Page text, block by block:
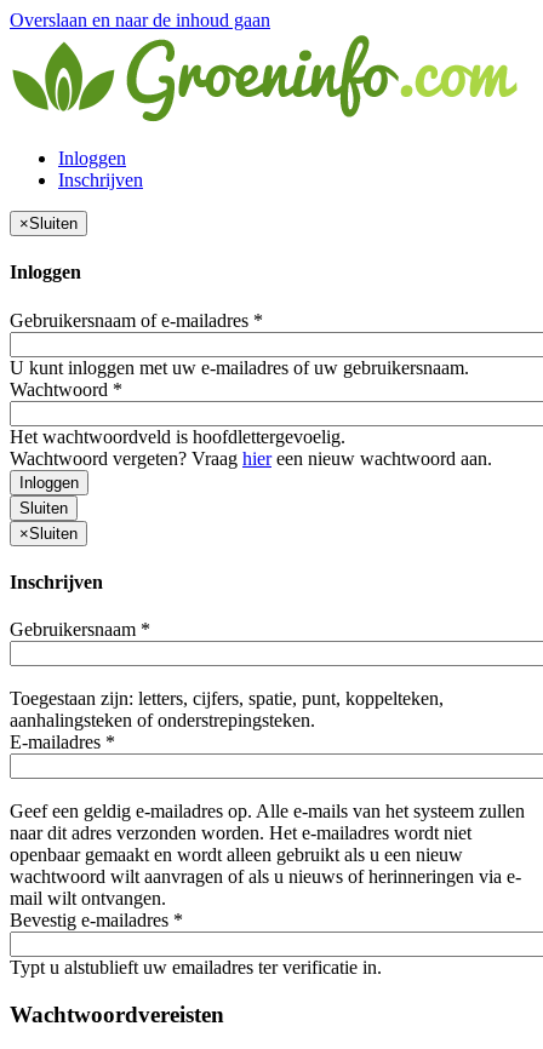
Overslaan en naar de inhoud gaan
Inloggen
Inschrijven
×Sluiten
Inloggen
Gebruikersnaam of e-mailadres *
U kunt inloggen met uw e-mailadres of uw gebruikersnaam.
Wachtwoord *
Het wachtwoordveld is hoofdlettergevoelig.
Wachtwoord vergeten? Vraag hiereen nieuw wachtwoord aan.
Inloggen
Sluiten
×Sluiten
Inschrijven
Gebruikersnaam *
Toegestaan zijn: letters, cijfers, spatie, punt, koppelteken,
aanhalingsteken of onderstrepingsteken.
E-mailadres *
Geef een geldig e-mailadres op. Alle e-mails van het systeem zullen
naar dit adres verzonden worden. Het e-mailadres wordt niet
openbaar gemaakt en wordt alleen gebruikt als u een nieuw
wachtwoord wilt aanvragen of als u nieuws of herinneringen via e-
mail wilt ontvangen.
Bevestig e-mailadres *
Typt u alstublieft uw emailadres ter verificatie in.
Wachtwoordvereisten